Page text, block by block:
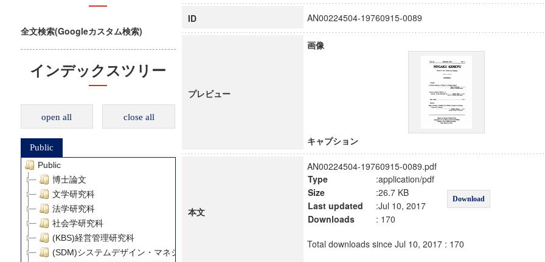
全文検索(Googleカスタム検索)
インデックスツリー
open all close all
Public
Public
博士論文
文学研究科
法学研究科
社会学研究科
(KBS)経営管理研究科
(SDM)システムデザイン・マネジメント研究科
ID AN00224504-19760915-0089
プレビュー
画像
キャプション
本文
AN00224504-19760915-0089.pdf
Type
:application/pdf
Download
Size
:26.7 KB
Last updated
:Jul 10, 2017
Downloads
: 170
Total downloads since Jul 10, 2017 : 170